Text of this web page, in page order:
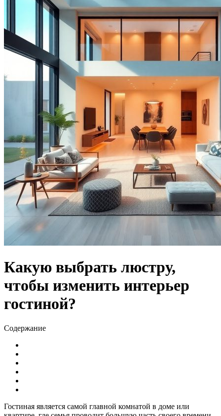
Какую выбрать люстру,
чтобы изменить интерьер
гостиной?
Содержание
Гостиная является самой главной комнатой в доме или